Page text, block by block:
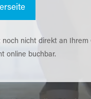
noch nicht direkt an Ihrem
online buchbar.